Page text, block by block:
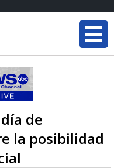
de
la posibilidad